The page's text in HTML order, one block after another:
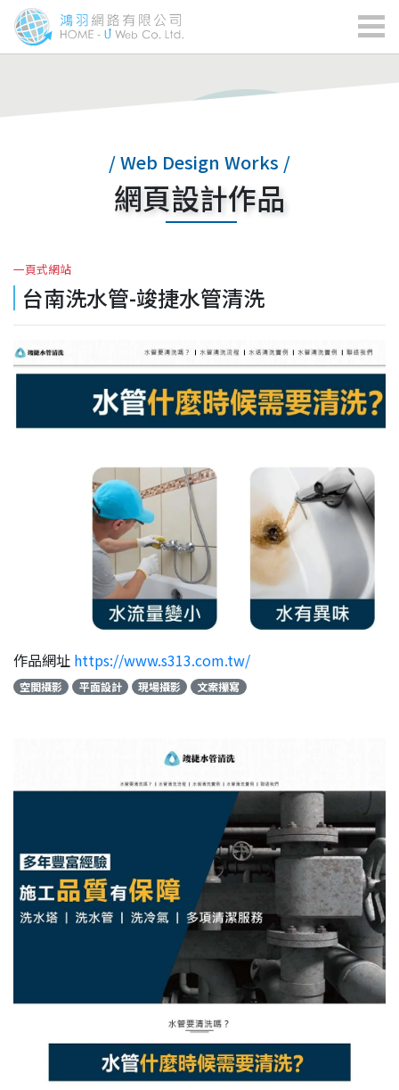
/ Web Design Works /
網頁設計作品
一頁式網站
台南洗水管-竣捷水管清洗
作品網址 https://www.s313.com.tw/
空間攝影 平面設計 現場攝影 文案攥寫